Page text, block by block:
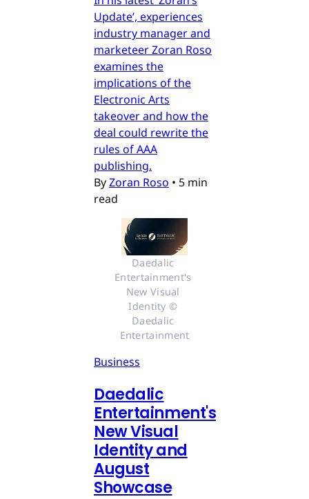
Update’, experiences
industry manager and
marketeer Zoran Roso
examines the
implications of the
Electronic Arts
takeover and how the
deal could rewrite the
rules of AAA
publishing.
ByZoran Roso • 5 min
read
Daedalic
Entertainment's
New Visual
Identity ©
Daedalic
Entertainment
Business
Daedalic
Entertainment's
New Visual
Identity and
August
Showcase